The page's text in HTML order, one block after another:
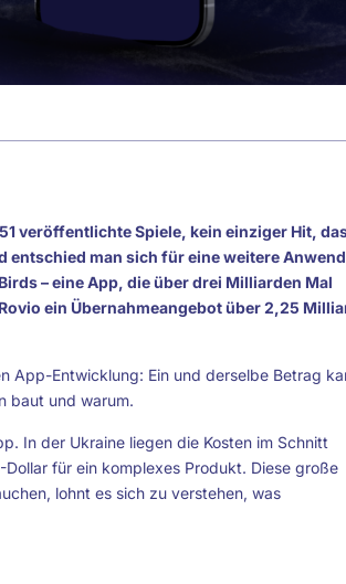
veröffentlichte Spiele, kein einziger Hit,
entschied man sich für eine weitere
– eine App, die über drei Milliarden Mal
ein Übernahmeangebot über 2,25
App-Entwicklung: Ein und derselbe Betrag
baut und warum.
In der Ukraine liegen die Kosten im Schnitt
für ein komplexes Produkt. Diese große
lohnt es sich zu verstehen, was